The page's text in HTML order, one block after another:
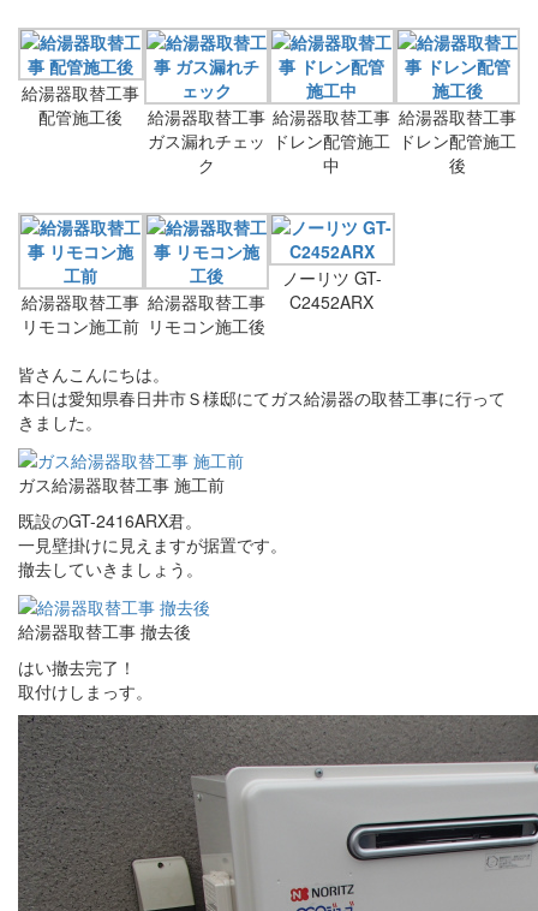
給湯器取替工事
配管施工後
給湯器取替工事
ガス漏れチェッ
ク
給湯器取替工事
ドレン配管施工
中
給湯器取替工事
ドレン配管施工
後
給湯器取替工事
リモコン施工前
給湯器取替工事
リモコン施工後
ノーリツ GT-
C2452ARX
皆さんこんにちは。
本日は愛知県春日井市Ｓ様邸にてガス給湯器の取替工事に行って
きました。
ガス給湯器取替工事 施工前
既設のGT-2416ARX君。
一見壁掛けに見えますが据置です。
撤去していきましょう。
給湯器取替工事 撤去後
はい撤去完了！
取付けしまっす。